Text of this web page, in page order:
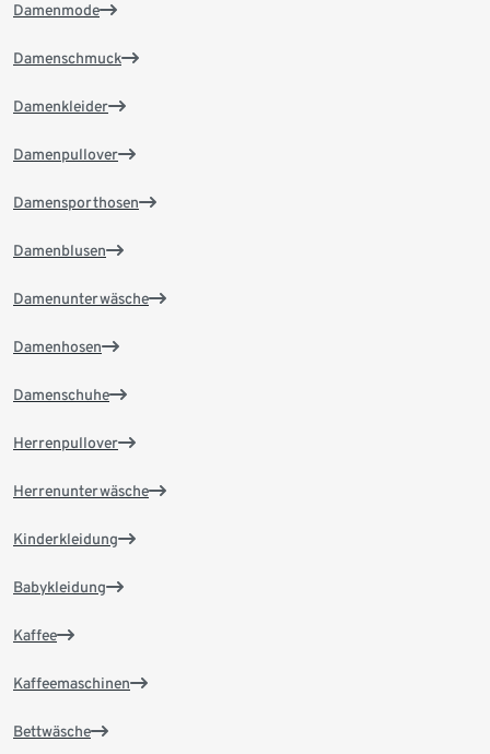
Damenmode
Damenschmuck
Damenkleider
Damenpullover
Damensporthosen
Damenblusen
Damenunterwäsche
Damenhosen
Damenschuhe
Herrenpullover
Herrenunterwäsche
Kinderkleidung
Babykleidung
Kaffee
Kaffeemaschinen
Bettwäsche